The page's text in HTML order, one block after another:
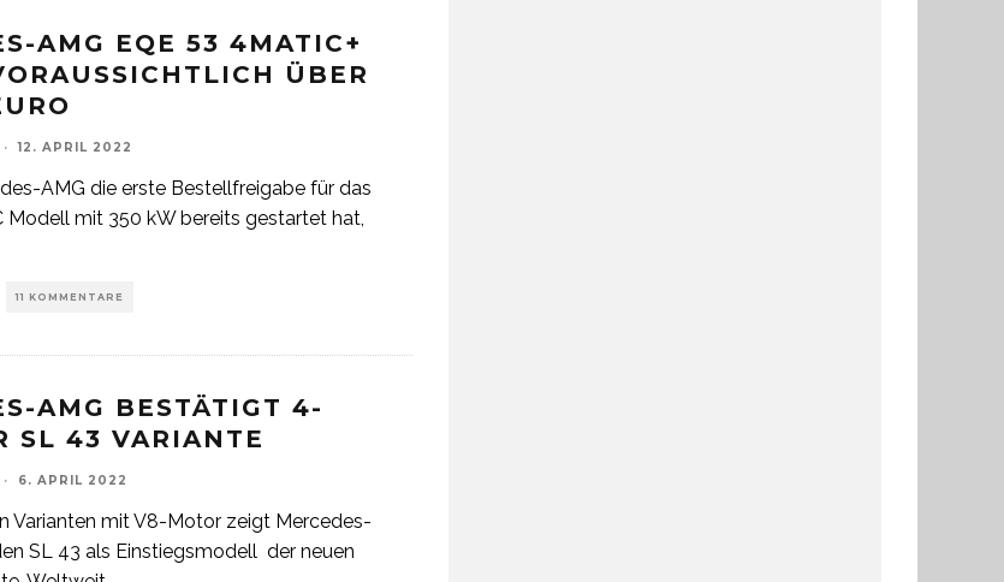
AMG EQE 53 4MATIC+
ÜBER
· 12. APRIL 2022
AMG die erste Bestellfreigabe für das
Modell mit 350 kW bereits gestartet hat,
11 KOMMENTARE
AMG BESTÄTIGT 4-
SL 43 VARIANTE
· 6. APRIL 2022
Varianten mit V8-Motor zeigt Mercedes-
SL 43 als Einstiegsmodell der neuen